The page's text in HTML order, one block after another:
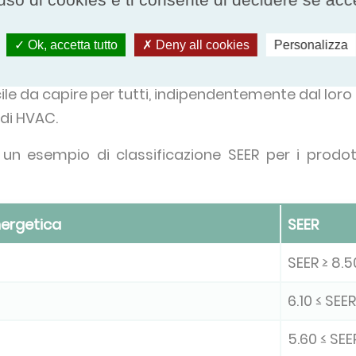
valore SEER?
da capire per tutti, indipendentemente dal
HVAC.
esempio di classificazione SEER per i
SEER
SEER ≥
6.10 ≤
5.60 ≤
Ok, accetta tutto Deny all cookies Personalizza